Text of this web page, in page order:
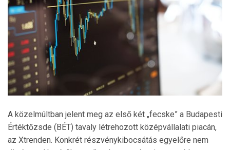
A közelmúltban jelent meg az első két „fecske” a Budapesti
Értéktőzsde (BÉT) tavaly létrehozott középvállalati piacán,
az Xtrenden. Konkrét részvénykibocsátás egyelőre nem